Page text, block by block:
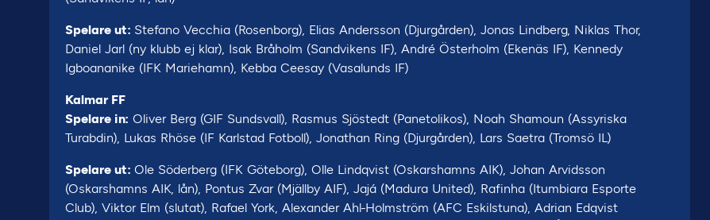
Spelare ut: Stefano Vecchia (Rosenborg), Elias Andersson (Djurgården), Jonas Lindberg, Niklas Thor,
Daniel Jarl (ny klubb ej klar), Isak Bråholm (Sandvikens IF), André Österholm (Ekenäs IF), Kennedy
Igboananike (IFK Mariehamn), Kebba Ceesay (Vasalunds IF)
Kalmar FF
Spelare in: Oliver Berg (GIF Sundsvall), Rasmus Sjöstedt (Panetolikos), Noah Shamoun (Assyriska
Turabdin), Lukas Rhöse (IF Karlstad Fotboll), Jonathan Ring (Djurgården), Lars Saetra (Tromsö IL)
Spelare ut: Ole Söderberg (IFK Göteborg), Olle Lindqvist (Oskarshamns AIK), Johan Arvidsson
(Oskarshamns AIK, lån), Pontus Zvar (Mjällby AIF), Jajá (Madura United), Rafinha (Itumbiara Esporte
Club), Viktor Elm (slutat), Rafael York, Alexander Ahl-Holmström (AFC Eskilstuna), Adrian Edqvist